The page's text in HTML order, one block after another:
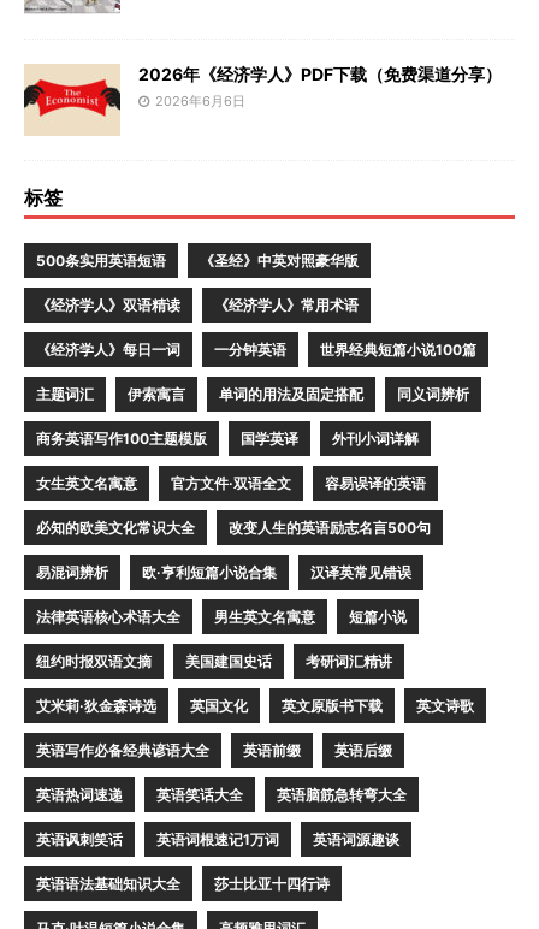
2026年《经济学人》PDF下载（免费渠道分享）
2026年6月6日
标签
500条实用英语短语 《圣经》中英对照豪华版
《经济学人》双语精读 《经济学人》常用术语
《经济学人》每日一词 一分钟英语 世界经典短篇小说100篇
主题词汇 伊索寓言 单词的用法及固定搭配 同义词辨析
商务英语写作100主题模版 国学英译 外刊小词详解
女生英文名寓意 官方文件·双语全文 容易误译的英语
必知的欧美文化常识大全 改变人生的英语励志名言500句
易混词辨析 欧·亨利短篇小说合集 汉译英常见错误
法律英语核心术语大全 男生英文名寓意 短篇小说
纽约时报双语文摘 美国建国史话 考研词汇精讲
艾米莉·狄金森诗选 英国文化 英文原版书下载 英文诗歌
英语写作必备经典谚语大全 英语前缀 英语后缀
英语热词速递 英语笑话大全 英语脑筋急转弯大全
英语讽刺笑话 英语词根速记1万词 英语词源趣谈
英语语法基础知识大全 莎士比亚十四行诗